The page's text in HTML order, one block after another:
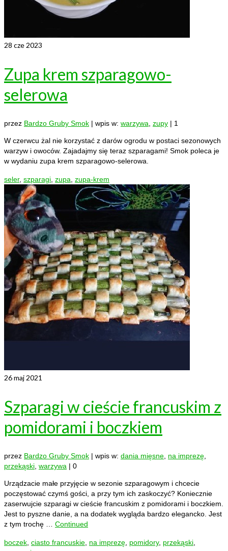
28 cze 2023
Zupa krem szparagowo-
selerowa
przez Bardzo Gruby Smok | wpis w: warzywa zupy | 1
W czerwcu żal nie korzystać z darów ogrodu w postaci sezonowych
warzyw i owoców. Zajadajmy się teraz szparagami! Smok poleca je
w wydaniu zupa krem szparagowo-selerowa.
seler, szparagi zupa zupa-krem
26maj 2021
Szparagi w cieście francuskim z
pomidorami i boczkiem
przez Bardzo Gruby Smok | wpis w: dania mięsne na imprezę
przekąski warzywa | 0
Urządzacie małe przyjęcie w sezonie szparagowym i chcecie
poczęstować czymś gości, a przy tym ich zaskoczyć? Koniecznie
zaserwujcie szparagi w cieście francuskim z pomidorami i boczkiem.
Jest to pyszne danie, a na dodatek wygląda bardzo elegancko. Jest
z tym trochę … Continued
boczek ciasto francuskie na imprezę pomidory, przekąski